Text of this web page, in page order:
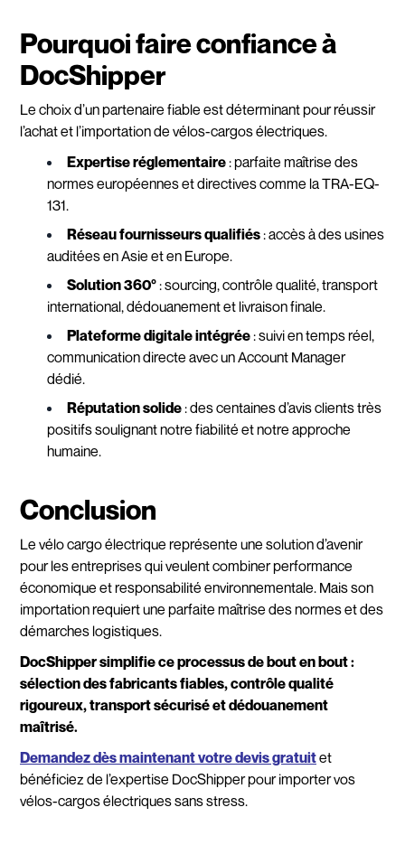
Pourquoi faire confiance à
DocShipper
Le choix d’un partenaire fiable est déterminant pour réussir
l’achat et l’importation de vélos-cargos électriques.
Expertise réglementaire: parfaite maîtrise des
normes européennes et directives comme la TRA-EQ-
131.
Réseau fournisseurs qualifiés: accès à des usines
auditées en Asie et en Europe.
Solution 360°: sourcing, contrôle qualité, transport
international, dédouanement et livraison finale.
Plateforme digitale intégrée: suivi en temps réel,
communication directe avec un Account Manager
dédié.
Réputation solide: des centaines d’avis clients très
positifs soulignant notre fiabilité et notre approche
humaine.
Conclusion
Le vélo cargo électrique représente une solution d’avenir
pour les entreprises qui veulent combiner performance
économique et responsabilité environnementale. Mais son
importation requiert une parfaite maîtrise des normes et des
démarches logistiques.
DocShipper simplifie ce processus de bout en bout :
sélection des fabricants fiables, contrôle qualité
rigoureux, transport sécurisé et dédouanement
maîtrisé.
Demandez dès maintenant votre devis gratuitet
bénéficiez de l’expertise DocShipper pour importer vos
vélos-cargos électriques sans stress.